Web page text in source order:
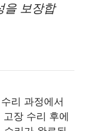
을 보장합
리 과정에서
장 수리 후에